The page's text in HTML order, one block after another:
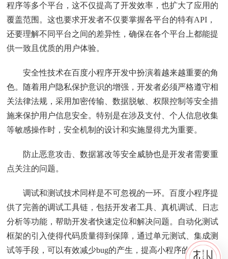
程序等多个平台，这不仅提高了开发效率，也扩大了应用的
覆盖范围。这也要求开发者不仅要掌握各平台的特有API，
还要理解不同平台之间的差异性，确保在各个平台上都能提
供一致且优质的用户体验。
安全性技术在百度小程序开发中扮演着越来越重要的角
色。随着用户隐私保护意识的增强，开发者必须严格遵守相
关法律法规，采用加密传输、数据脱敏、权限控制等安全措
施来保护用户信息安全。特别是在涉及支付、个人信息收集
等敏感操作时，安全机制的设计和实施显得尤为重要。
防止恶意攻击、数据篡改等安全威胁也是开发者需要重
点关注的问题。
调试和测试技术同样是不可忽视的一环。百度小程序提
供了完善的调试工具链，包括开发者工具、真机调试、日志
分析等功能，帮助开发者快速定位和解决问题。自动化测试
框架的引入使得代码质量得到保障，通过单元测试、集成测
试等手段，可以有效减少bug的产生，提高小程序的稳定性